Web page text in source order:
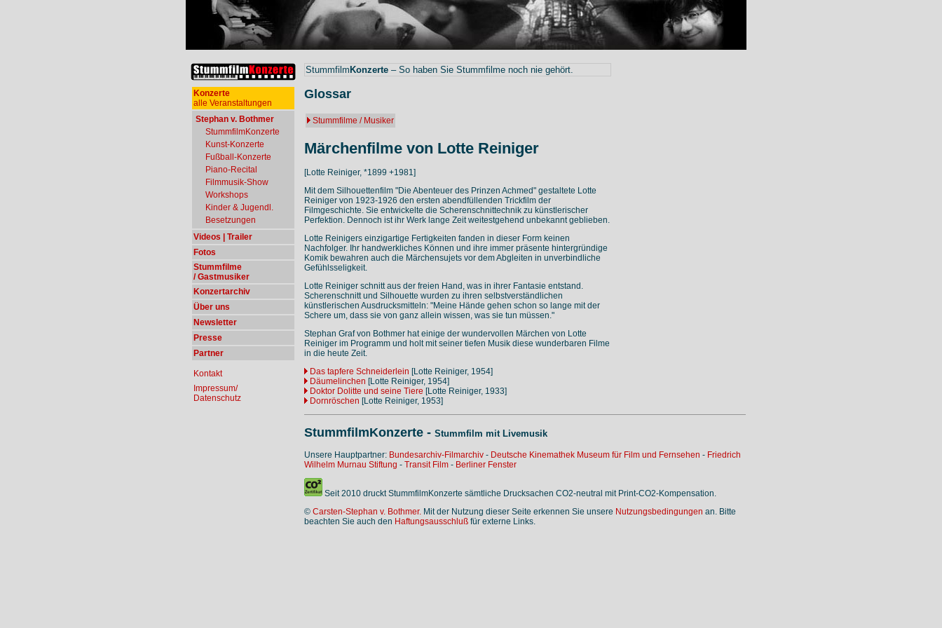
Konzerte
alle Veranstaltungen
Stephan v. Bothmer
StummfilmKonzerte
Kunst-Konzerte
Fußball-Konzerte
Piano-Recital
Filmmusik-Show
Workshops
Kinder & Jugendl.
Besetzungen
Videos | Trailer
Fotos
Stummfilme
/ Gastmusiker
Konzertarchiv
Über uns
Newsletter
Presse
Partner
Kontakt
Impressum/
Datenschutz
Stummfilm Konzerte – So haben Sie Stummfilme noch nie gehört.
Glossar
Stummfilme / Musiker
Märchenfilme von Lotte Reiniger
[Lotte Reiniger, *1899 +1981]
Mit dem Silhouettenfilm "Die Abenteuer des Prinzen Achmed" gestaltete Lotte
Reiniger von 1923-1926 den ersten abendfüllenden Trickfilm der
Filmgeschichte. Sie entwickelte die Scherenschnittechnik zu künstlerischer
Perfektion. Dennoch ist ihr Werk lange Zeit weitestgehend unbekannt geblieben.
Lotte Reinigers einzigartige Fertigkeiten fanden in dieser Form keinen
Nachfolger. Ihr handwerkliches Können und ihre immer präsente hintergründige
Komik bewahren auch die Märchensujets vor dem Abgleiten in unverbindliche
Gefühlsseligkeit.
Lotte Reiniger schnitt aus der freien Hand, was in ihrer Fantasie entstand.
Scherenschnitt und Silhouette wurden zu ihren selbstverständlichen
künstlerischen Ausdrucksmitteln: "Meine Hände gehen schon so lange mit der
Schere um, dass sie von ganz allein wissen, was sie tun müssen."
Stephan Graf von Bothmer hat einige der wundervollen Märchen von Lotte
Reiniger im Programm und holt mit seiner tiefen Musik diese wunderbaren Filme
in die heute Zeit.
Das tapfere Schneiderlein [Lotte Reiniger, 1954]
Däumelinchen [Lotte Reiniger, 1954]
Doktor Dolitte und seine Tiere [Lotte Reiniger, 1933]
Dornröschen [Lotte Reiniger, 1953]
StummfilmKonzerte - Stummfilm mit Livemusik
Unsere Hauptpartner: Bundesarchiv-Filmarchiv - Deutsche Kinemathek Museum für Film und Fernsehen - Friedrich
Wilhelm Murnau Stiftung - Transit Film - Berliner Fenster
Seit 2010 druckt StummfilmKonzerte sämtliche Drucksachen CO2-neutral mit Print-CO2-Kompensation.
© Carsten-Stephan v. Bothmer. Mit der Nutzung dieser Seite erkennen Sie unsere Nutzungsbedingungen an. Bitte
beachten Sie auch den Haftungsausschluß für externe Links.